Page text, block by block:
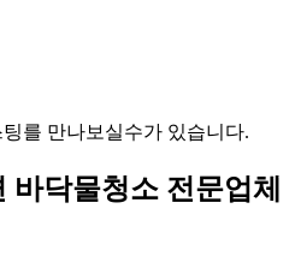
를 만나보실수가 있습니다.
닥물청소 전문업체